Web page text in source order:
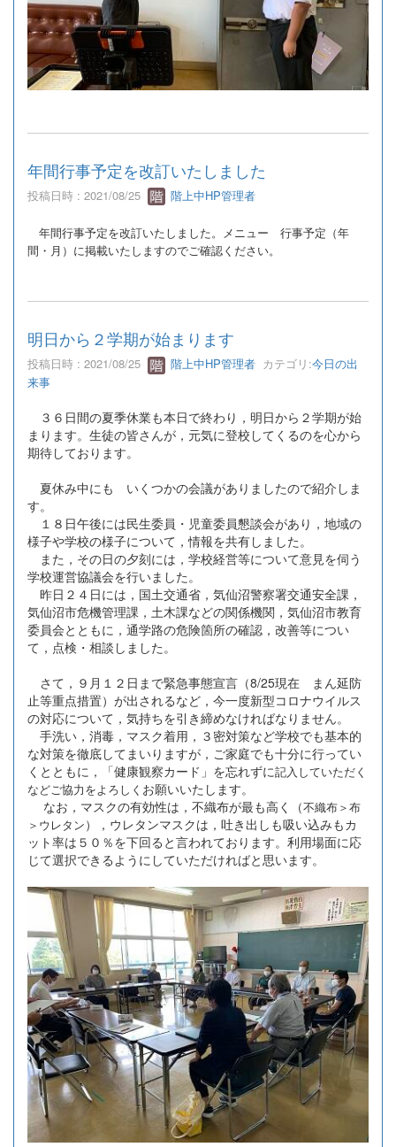
年間行事予定を改訂いたしました
投稿日時 : 2021/08/25 階上中HP管理者
年間行事予定を改訂いたしました。メニュー 行事予定（年
間・月）に掲載いたしますのでご確認ください。
明日から２学期が始まります
投稿日時 : 2021/08/25 階上中HP管理者 カテゴリ:今日の出
来事
３６日間の夏季休業も本日で終わり，明日から２学期が始
まります。生徒の皆さんが，元気に登校してくるのを心から
期待しております。
夏休み中にも いくつかの会議がありましたので紹介しま
す。
１８日午後には民生委員・児童委員懇談会があり，地域の
様子や学校の様子について，情報を共有しました。
また，その日の夕刻には，学校経営等について意見を伺う
学校運営協議会を行いました。
昨日２４日には，国土交通省，気仙沼警察署交通安全課，
気仙沼市危機管理課，土木課などの関係機関，気仙沼市教育
委員会とともに，通学路の危険箇所の確認，改善等につい
て，点検・相談しました。
さて，９月１２日まで緊急事態宣言（8/25現在 まん延防
止等重点措置）が出されるなど，今一度新型コロナウイルス
の対応について，気持ちを引き締めなければなりません。
手洗い，消毒，マスク着用，３密対策など学校でも基本的
な対策を徹底してまいりますが，ご家庭でも十分に行ってい
くとともに，「健康観察カード」を忘れずに記入していただく
などご協力をよろしく お願いいたします。
なお，マスクの有効性は，不織布が最も高く（不織布＞布
＞ ウレタン），ウレタンマスクは，吐き出しも吸い込みもカ
ット率は５０％を下回ると言われております。利用場面に応
じて選択できるようにしていただければと思います。